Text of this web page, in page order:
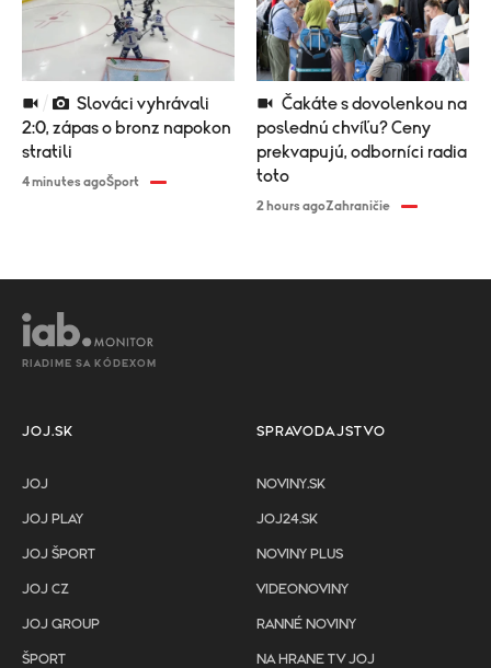
2:0, zápas o bronz napokon
stratili
4 minutes agoŠport
poslednú chvíľu? Ceny
prekvapujú, odborníci radia
toto
2 hours agoZahraničie
RIADIME SA KÓDEXOM
JOJ.SK
JOJ
JOJ PLAY
JOJ ŠPORT
JOJ CZ
JOJ GROUP
ŠPORT
SPRAVODAJSTVO
NOVINY.SK
JOJ24.SK
NOVINY PLUS
VIDEONOVINY
RANNÉ NOVINY
NA HRANE TV JOJ